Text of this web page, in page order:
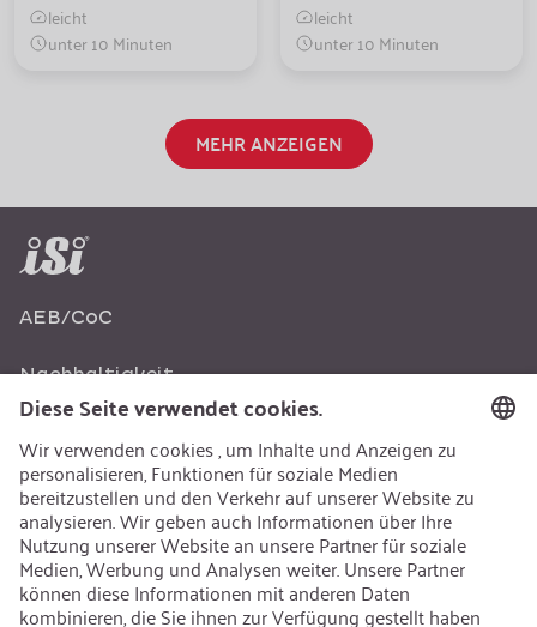
leicht
unter 10 Minuten
leicht
unter 10 Minuten
MEHR ANZEIGEN
AEB/CoC
Nachhaltigkeit
Recycling
Nachhaltigkeit
Karriere
Offene Jobs
Kontakt